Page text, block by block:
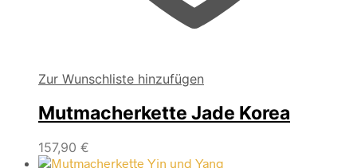
Zur Wunschliste hinzufügen
Mutmacherkette Jade Korea
157,90 €